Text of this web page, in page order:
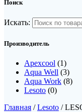
Поиск
Искать:
Производитель
Apexcool (1)
Aqua Well (3)
Aqua Work (8)
Lesoto (0)
Главная /Lesoto /